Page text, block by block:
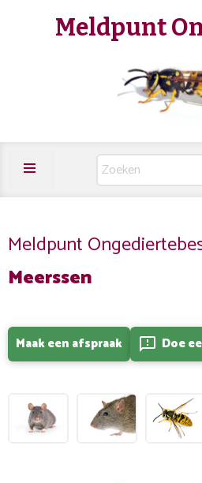
Meldpunt
Meldpunt
Meerssen
Maak een afspraak feedback Doe